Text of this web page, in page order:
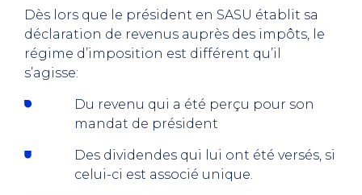
Dès lors que le président en SASU établit sa
déclaration de revenus auprès des impôts, le
régime d’imposition est différent qu’il
s’agisse:
Du revenu qui a été perçu pour son
mandat de président
Des dividendes qui lui ont été versés, si
celui-ci est associé unique.